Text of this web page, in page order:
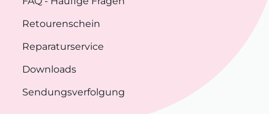
Retourenschein
Reparaturservice
Downloads
Sendungsverfolgung